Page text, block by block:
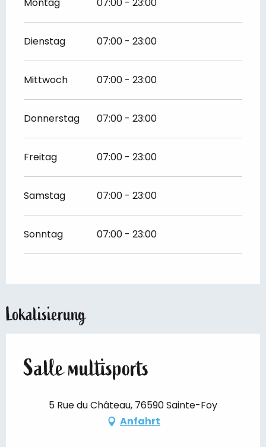
Dienstag 07:00 - 23:00
Mittwoch 07:00 - 23:00
Donnerstag 07:00 - 23:00
Freitag 07:00 - 23:00
Samstag 07:00 - 23:00
Sonntag 07:00 - 23:00
Lokalisierung
Salle multisports
5 Rue du Château, 76590 Sainte-Foy
Anfahrt